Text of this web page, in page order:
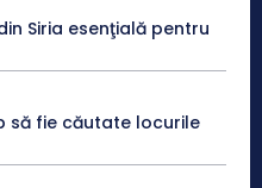
Siria esenţială pentru
să fie căutate locurile